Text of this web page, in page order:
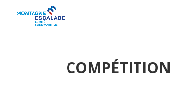
COMPÉTITION